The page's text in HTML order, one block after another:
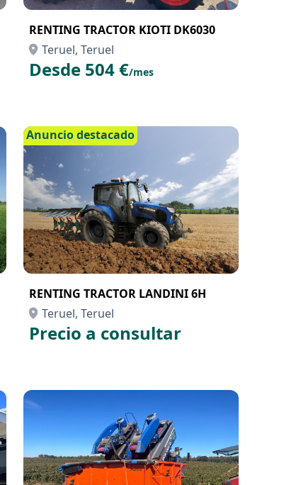
RENTING TRACTOR KIOTI DK6030
Teruel, Teruel
Desde 504 €/mes
Anuncio destacado
RENTING TRACTOR LANDINI 6H
Teruel, Teruel
Precio a consultar